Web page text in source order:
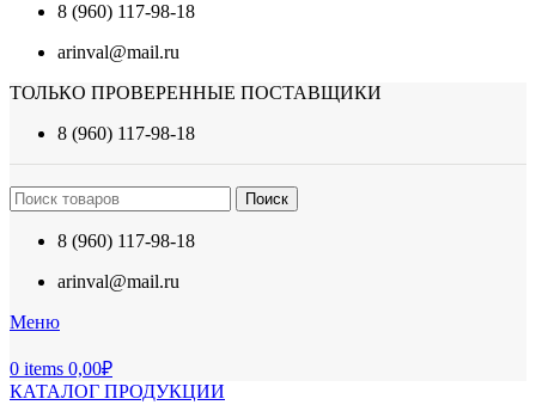
8 (960) 117-98-18
arinval@mail.ru
ТОЛЬКО ПРОВЕРЕННЫЕ ПОСТАВЩИКИ
8 (960) 117-98-18
Поиск
8 (960) 117-98-18
arinval@mail.ru
Меню
0 items 0,00₽
КАТАЛОГ ПРОДУКЦИИ